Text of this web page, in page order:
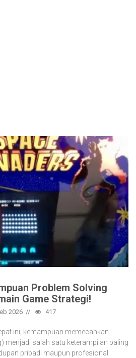
Problem Solving
Game Strategi!
2026 417
ini, kemampuan memecahkan
menjadi salah satu keterampilan paling
pribadi maupun profesional.